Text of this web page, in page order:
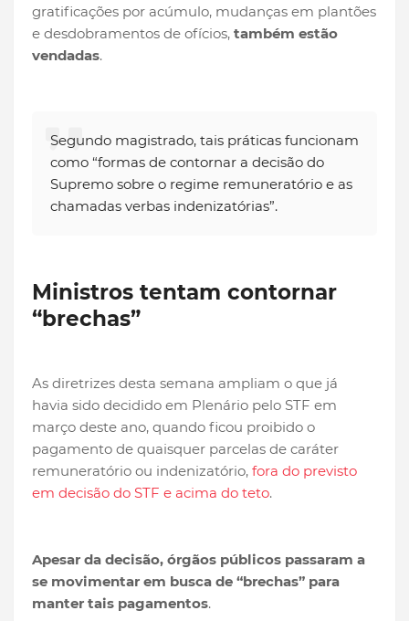
gratificações por acúmulo, mudanças em plantões
e desdobramentos de ofícios, também estão
vendadas.
Segundo magistrado, tais práticas funcionam
como “formas de contornar a decisão do
Supremo sobre o regime remuneratório e as
chamadas verbas indenizatórias”.
Ministros tentam contornar
“brechas”
As diretrizes desta semana ampliam o que já
havia sido decidido em Plenário pelo STF em
março deste ano, quando ficou proibido o
pagamento de quaisquer parcelas de caráter
remuneratório ou indenizatório, fora do previsto
em decisão do STF e acima do teto.
Apesar da decisão, órgãos públicos passaram a
se movimentar em busca de “brechas” para
manter tais pagamentos.